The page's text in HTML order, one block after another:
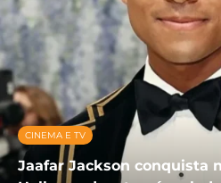
CINEMA E TV
Jaafar Jackson conquista